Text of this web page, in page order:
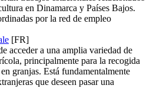
en Dinamarca y Países Bajos.
por la red de empleo
[FR]
acceder a una amplia variedad de
principalmente para la recogida
granjas. Está fundamentalmente
que deseen pasar una